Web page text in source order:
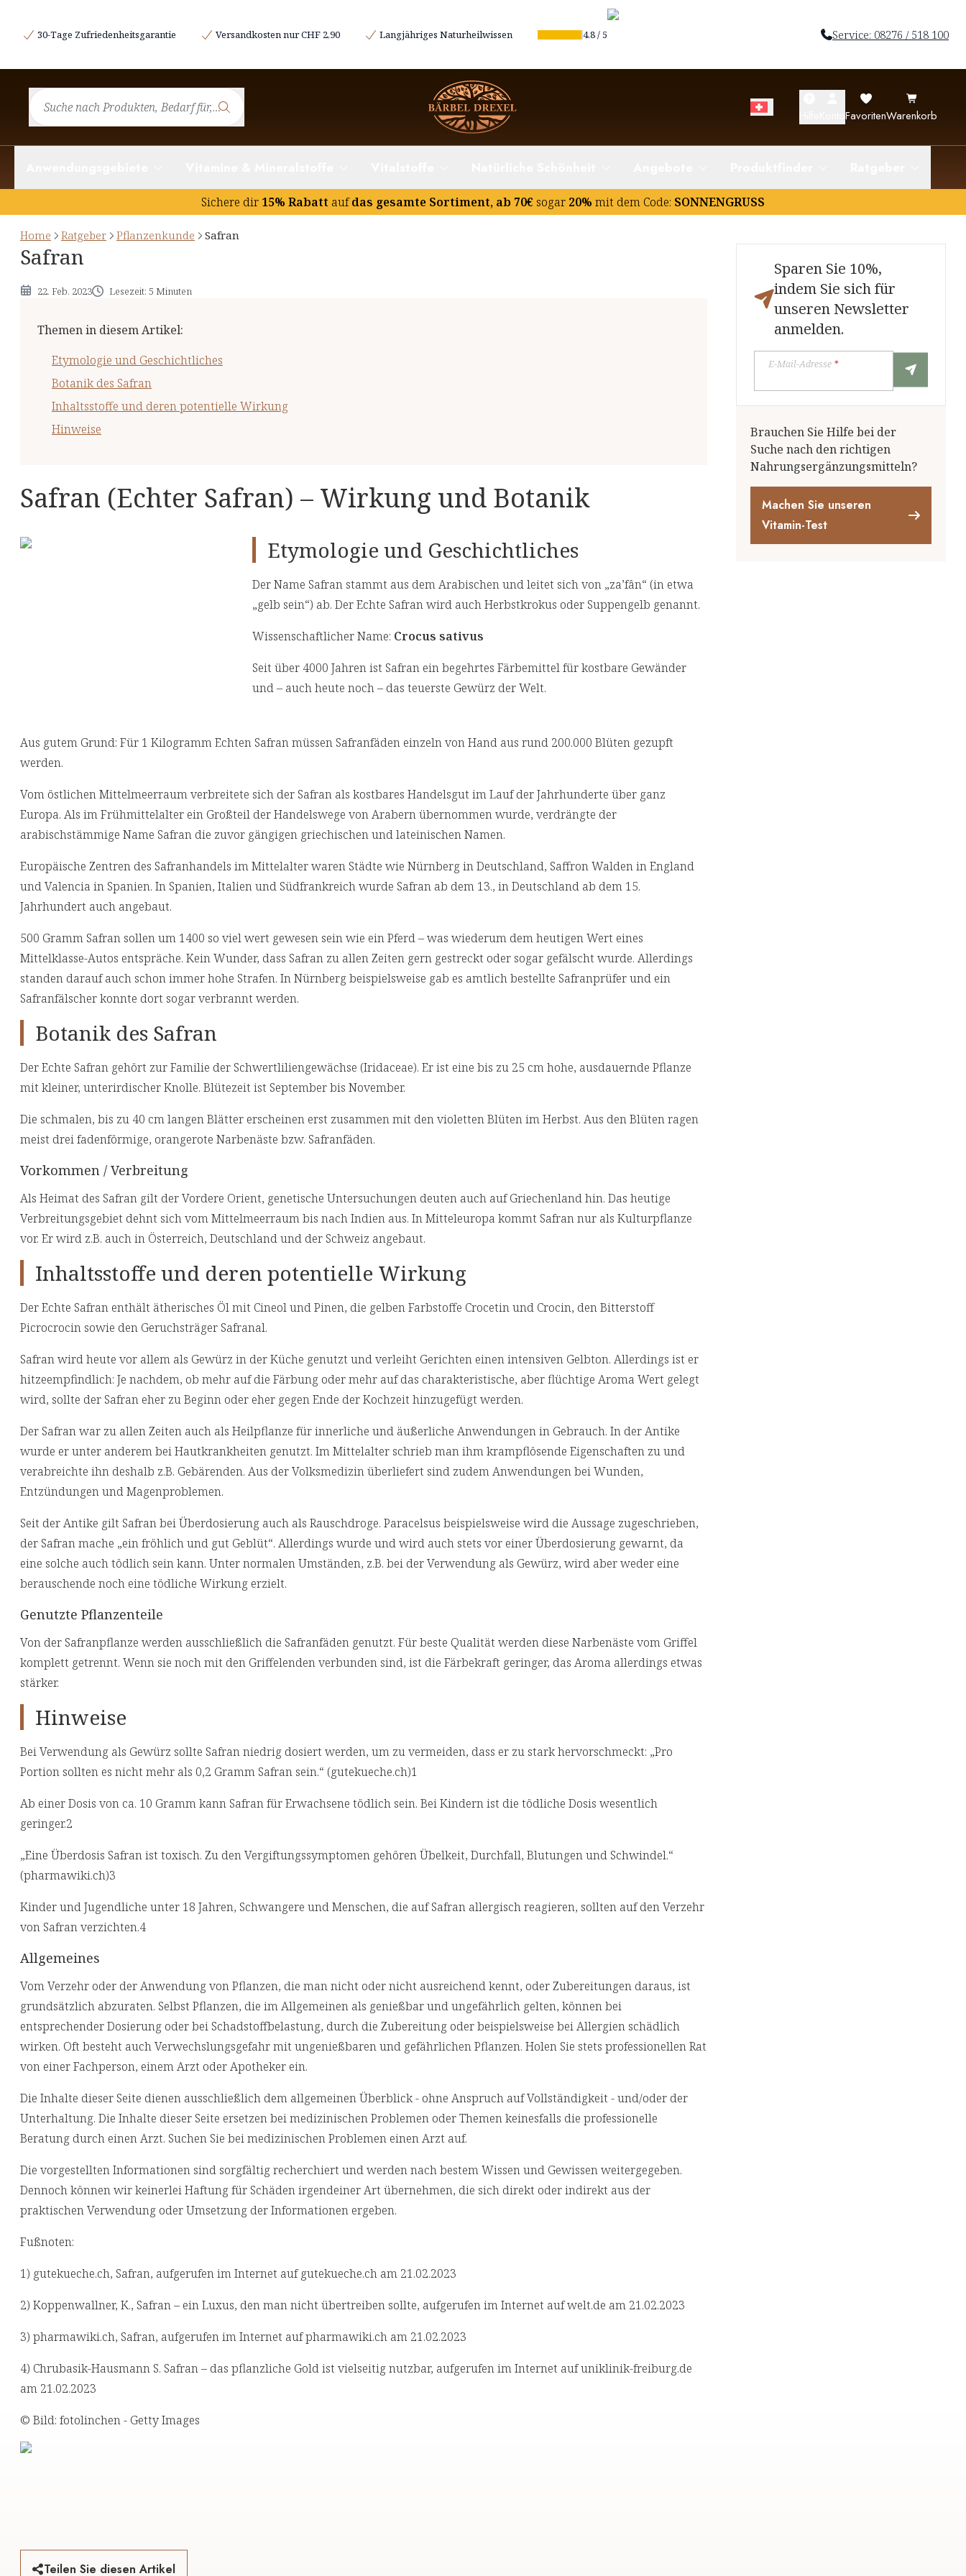
30-Tage Zufriedenheitsgarantie Versandkosten nur CHF 2,90 Langjähriges Naturheilwissen 4.8/5 Service: 08276 / 518 100
FavoritenWarenkorb
Sichere dir 15% Rabatt aufdas gesamte Sortiment, ab 70€ sogar 20% mit dem Code: SONNENGRUSS
Home Ratgeber Pflanzenkunde Safran
Safran
22. Feb. 2023 Lesezeit: 5 Minuten
Themen in diesem Artikel:
Etymologie und Geschichtliches
Botanik des Safran
Inhaltsstoffe und deren potentielle Wirkung
Hinweise
Etymologie und Geschichtliches
Hinweise
Safran (Echter Safran) – Wirkung und Botanik
Etymologie und Geschichtliches
Der Name Safran stammt aus dem Arabischen und leitet sich von „za’fân“ (in etwa
„gelb sein“) ab. Der Echte Safran wird auch Herbstkrokus oder Suppengelb genannt.
Wissenschaftlicher Name: Crocus sativus
Seit über 4000 Jahren ist Safran ein begehrtes Färbemittel für kostbare Gewänder
und – auch heute noch – das teuerste Gewürz der Welt.
Aus gutem Grund: Für 1 Kilogramm Echten Safran müssen Safranfäden einzeln von Hand aus rund 200.000 Blüten gezupft
werden.
Vom östlichen Mittelmeerraum verbreitete sich der Safran als kostbares Handelsgut im Lauf der Jahrhunderte über ganz
Europa. Als im Frühmittelalter ein Großteil der Handelswege von Arabern übernommen wurde, verdrängte der
arabischstämmige Name Safran die zuvor gängigen griechischen und lateinischen Namen.
Europäische Zentren des Safranhandels im Mittelalter waren Städte wie Nürnberg in Deutschland, Saffron Walden in England
und Valencia in Spanien. In Spanien, Italien und Südfrankreich wurde Safran ab dem 13., in Deutschland ab dem 15.
Jahrhundert auch angebaut.
500 Gramm Safran sollen um 1400 so viel wert gewesen sein wie ein Pferd – was wiederum dem heutigen Wert eines
Mittelklasse-Autos entspräche. Kein Wunder, dass Safran zu allen Zeiten gern gestreckt oder sogar gefälscht wurde. Allerdings
standen darauf auch schon immer hohe Strafen. In Nürnberg beispielsweise gab es amtlich bestellte Safranprüfer und ein
Safranfälscher konnte dort sogar verbrannt werden.
Botanik des Safran
Der Echte Safran gehört zur Familie der Schwertliliengewächse (Iridaceae). Er ist eine bis zu 25 cm hohe, ausdauernde Pflanze
mit kleiner, unterirdischer Knolle. Blütezeit ist September bis November.
Die schmalen, bis zu 40 cm langen Blätter erscheinen erst zusammen mit den violetten Blüten im Herbst. Aus den Blüten ragen
meist drei fadenförmige, orangerote Narbenäste bzw. Safranfäden.
Vorkommen / Verbreitung
Als Heimat des Safran gilt der Vordere Orient, genetische Untersuchungen deuten auch auf Griechenland hin. Das heutige
Verbreitungsgebiet dehnt sich vom Mittelmeerraum bis nach Indien aus. In Mitteleuropa kommt Safran nur als Kulturpflanze
vor. Er wird z.B. auch in Österreich, Deutschland und der Schweiz angebaut.
Inhaltsstoffe und deren potentielle Wirkung
Der Echte Safran enthält ätherisches Öl mit Cineol und Pinen, die gelben Farbstoffe Crocetin und Crocin, den Bitterstoff
Picrocrocin sowie den Geruchsträger Safranal.
Safran wird heute vor allem als Gewürz in der Küche genutzt und verleiht Gerichten einen intensiven Gelbton. Allerdings ist er
hitzeempfindlich: Je nachdem, ob mehr auf die Färbung oder mehr auf das charakteristische, aber flüchtige Aroma Wert gelegt
wird, sollte der Safran eher zu Beginn oder eher gegen Ende der Kochzeit hinzugefügt werden.
Der Safran war zu allen Zeiten auch als Heilpflanze für innerliche und äußerliche Anwendungen in Gebrauch. In der Antike
wurde er unter anderem bei Hautkrankheiten genutzt. Im Mittelalter schrieb man ihm krampflösende Eigenschaften zu und
verabreichte ihn deshalb z.B. Gebärenden. Aus der Volksmedizin überliefert sind zudem Anwendungen bei Wunden,
Entzündungen und Magenproblemen.
Seit der Antike gilt Safran bei Überdosierung auch als Rauschdroge. Paracelsus beispielsweise wird die Aussage zugeschrieben,
der Safran mache „ein fröhlich und gut Geblüt“. Allerdings wurde und wird auch stets vor einer Überdosierung gewarnt, da
eine solche auch tödlich sein kann. Unter normalen Umständen, z.B. bei der Verwendung als Gewürz, wird aber weder eine
berauschende noch eine tödliche Wirkung erzielt.
Genutzte Pflanzenteile
Von der Safranpflanze werden ausschließlich die Safranfäden genutzt. Für beste Qualität werden diese Narbenäste vom Griffel
komplett getrennt. Wenn sie noch mit den Griffelenden verbunden sind, ist die Färbekraft geringer, das Aroma allerdings etwas
stärker.
Hinweise
Bei Verwendung als Gewürz sollte Safran niedrig dosiert werden, um zu vermeiden, dass er zu stark hervorschmeckt: „Pro
Portion sollten es nicht mehr als 0,2 Gramm Safran sein.“ (gutekueche.ch)1
Ab einer Dosis von ca. 10 Gramm kann Safran für Erwachsene tödlich sein. Bei Kindern ist die tödliche Dosis wesentlich
geringer.2
„Eine Überdosis Safran ist toxisch. Zu den Vergiftungssymptomen gehören Übelkeit, Durchfall, Blutungen und Schwindel.“
(pharmawiki.ch)3
Kinder und Jugendliche unter 18 Jahren, Schwangere und Menschen, die auf Safran allergisch reagieren, sollten auf den Verzehr
von Safran verzichten.4
Allgemeines
Vom Verzehr oder der Anwendung von Pflanzen, die man nicht oder nicht ausreichend kennt, oder Zubereitungen daraus, ist
grundsätzlich abzuraten. Selbst Pflanzen, die im Allgemeinen als genießbar und ungefährlich gelten, können bei
entsprechender Dosierung oder bei Schadstoffbelastung, durch die Zubereitung oder beispielsweise bei Allergien schädlich
wirken. Oft besteht auch Verwechslungsgefahr mit ungenießbaren und gefährlichen Pflanzen. Holen Sie stets professionellen Rat
von einer Fachperson, einem Arzt oder Apotheker ein.
Die Inhalte dieser Seite dienen ausschließlich dem allgemeinen Überblick - ohne Anspruch auf Vollständigkeit - und/oder der
Unterhaltung. Die Inhalte dieser Seite ersetzen bei medizinischen Problemen oder Themen keinesfalls die professionelle
Beratung durch einen Arzt. Suchen Sie bei medizinischen Problemen einen Arzt auf.
Die vorgestellten Informationen sind sorgfältig recherchiert und werden nach bestem Wissen und Gewissen weitergegeben.
Dennoch können wir keinerlei Haftung für Schäden irgendeiner Art übernehmen, die sich direkt oder indirekt aus der
praktischen Verwendung oder Umsetzung der Informationen ergeben.
Fußnoten:
1) gutekueche.ch, Safran, aufgerufen im Internet auf gutekueche.ch am 21.02.2023
2) Koppenwallner, K., Safran – ein Luxus, den man nicht übertreiben sollte, aufgerufen im Internet auf welt.de am 21.02.2023
3) pharmawiki.ch, Safran, aufgerufen im Internet auf pharmawiki.ch am 21.02.2023
4) Chrubasik-Hausmann S. Safran – das pflanzliche Gold ist vielseitig nutzbar, aufgerufen im Internet auf uniklinik-freiburg.de
am 21.02.2023
© Bild: fotolinchen - Getty Images
Teilen Sie diesen Artikel
Sparen Sie 10%,
indem Sie sich für
unseren Newsletter
anmelden.
E-Mail-Adresse*
Brauchen Sie Hilfe bei der
Suche nach den richtigen
Nahrungsergänzungsmitteln?
Machen Sie unseren
Vitamin-Test